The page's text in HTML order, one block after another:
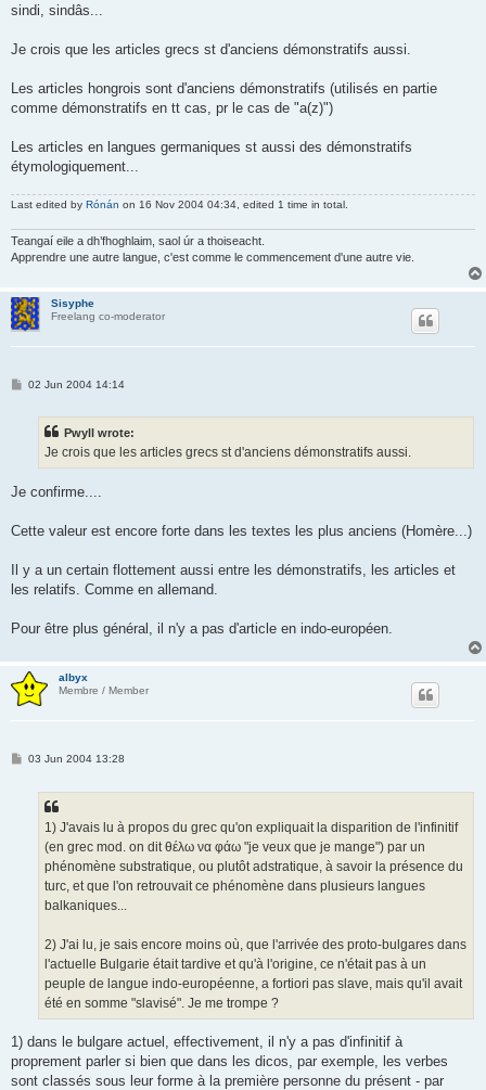
sindi, sindâs...
Je crois que les articles grecs st d'anciens démonstratifs aussi.
Les articles hongrois sont d'anciens démonstratifs (utilisés en partie
comme démonstratifs en tt cas, pr le cas de "a(z)")
Les articles en langues germaniques st aussi des démonstratifs
étymologiquement...
Last edited by Rónán on 16 Nov 2004 04:34, edited 1 time in total.
Teangaí eile a dh’fhoghlaim, saol úr a thoiseacht.
Apprendre une autre langue, c'est comme le commencement d'une autre vie.
Sisyphe
Freelang co-moderator
P02 Jun 2004 14:14
Pwyll wrote:
Je crois que les articles grecs st d'anciens démonstratifs aussi.
Je confirme....
Cette valeur est encore forte dans les textes les plus anciens (Homère...)
Il y a un certain flottement aussi entre les démonstratifs, les articles et
les relatifs. Comme en allemand.
Pour être plus général, il n'y a pas d'article en indo-européen.
albyx
Membre / Member
P03 Jun 2004 13:28
1) J'avais lu à propos du grec qu'on expliquait la disparition de l'infinitif
(en grec mod. on dit θέλω να φάω "je veux que je mange") par un
phénomène substratique, ou plutôt adstratique, à savoir la présence du
turc, et que l'on retrouvait ce phénomène dans plusieurs langues
balkaniques...
2) J'ai lu, je sais encore moins où, que l'arrivée des proto-bulgares dans
l'actuelle Bulgarie était tardive et qu'à l'origine, ce n'était pas à un
peuple de langue indo-européenne, a fortiori pas slave, mais qu'il avait
été en somme "slavisé". Je me trompe ?
1) dans le bulgare actuel, effectivement, il n'y a pas d'infinitif à
proprement parler si bien que dans les dicos, par exemple, les verbes
sont classés sous leur forme à la première personne du présent - par